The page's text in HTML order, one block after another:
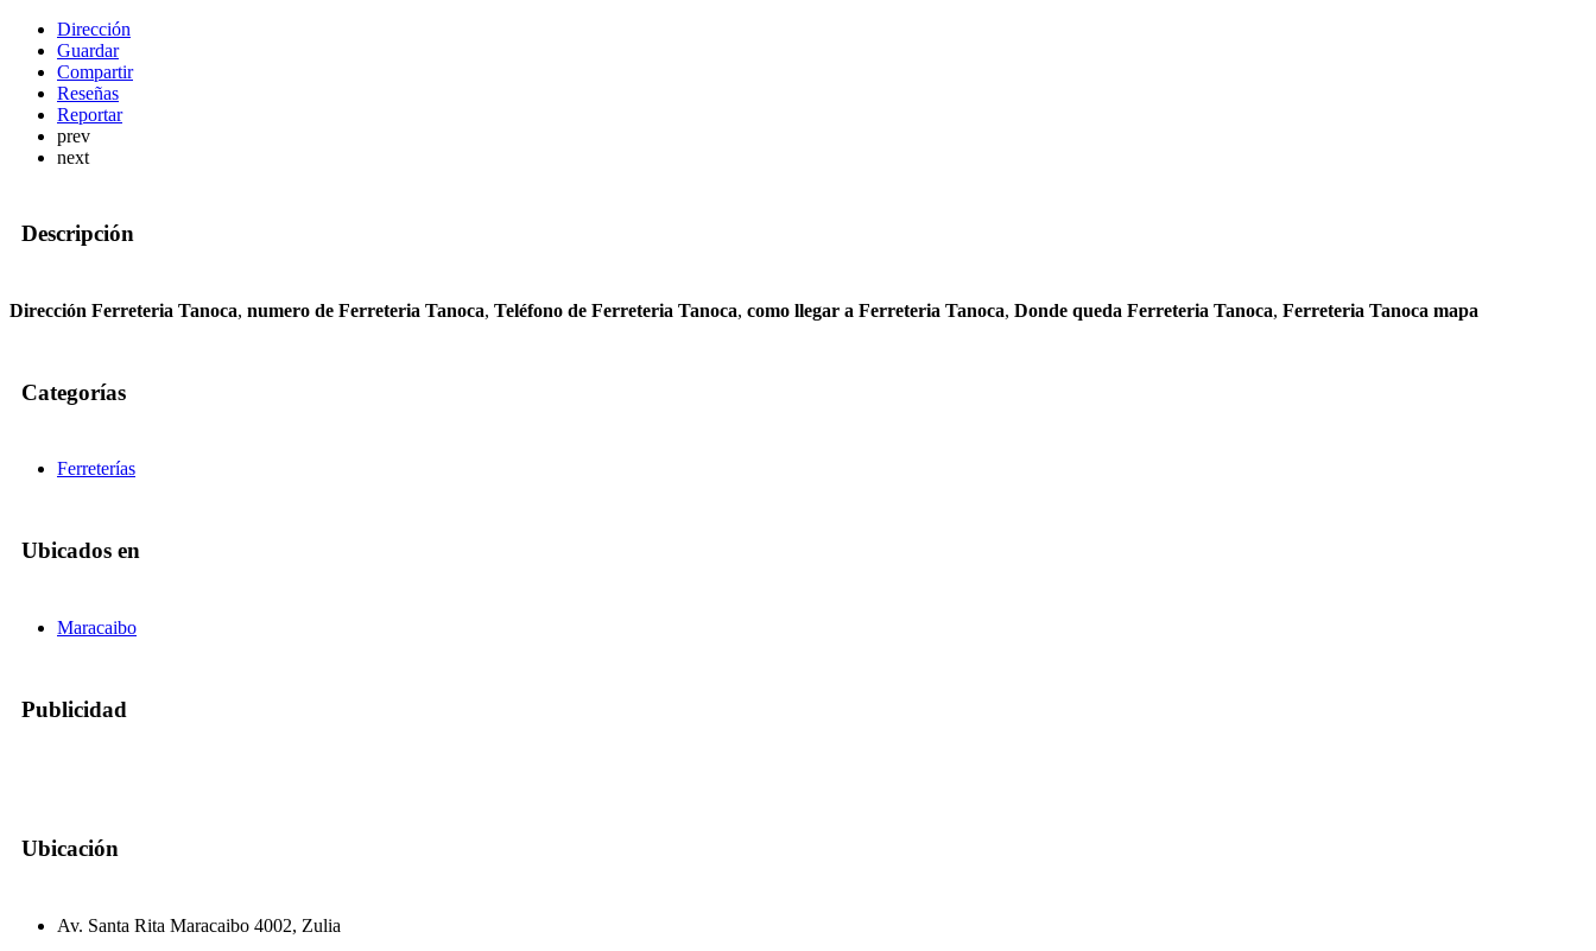
Dirección
Guardar
Compartir
Reseñas
Reportar
prev
next
Descripción
Dirección Ferreteria Tanoca, numero de Ferreteria Tanoca, Teléfono de Ferreteria Tanoca, como llegar a Ferreteria Tanoca, Donde queda Ferreteria Tanoca, Ferreteria Tanoca mapa
Categorías
Ferreterías
Ubicados en
Maracaibo
Publicidad
Ubicación
Av. Santa Rita Maracaibo 4002, Zulia